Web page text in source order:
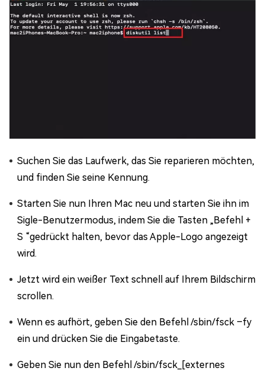
Suchen Sie das Laufwerk, das Sie reparieren möchten,
und finden Sie seine Kennung.
Starten Sie nun Ihren Mac neu und starten Sie ihn im
Sigle-Benutzermodus, indem Sie die Tasten „Befehl +
S “gedrückt halten, bevor das Apple-Logo angezeigt
wird.
Jetzt wird ein weißer Text schnell auf Ihrem Bildschirm
scrollen.
Wenn es aufhört, geben Sie den Befehl /sbin/fsck –fy
ein und drücken Sie die Eingabetaste.
Geben Sie nun den Befehl /sbin/fsck_[externes